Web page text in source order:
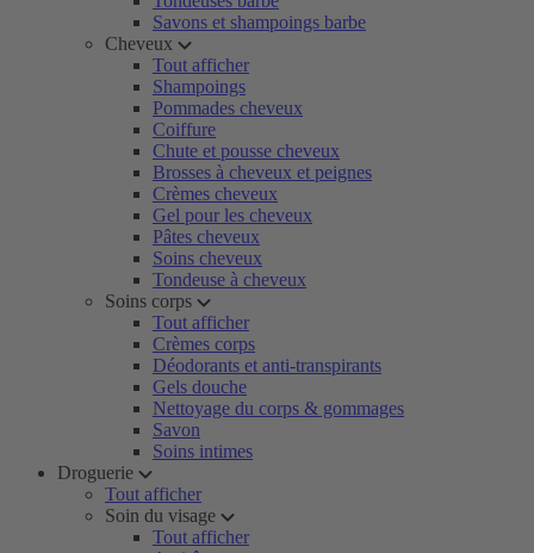
Savons et shampoings barbe
Cheveux
Tout afficher
Shampoings
Pommades cheveux
Coiffure
Chute et pousse cheveux
Brosses à cheveux et peignes
Crèmes cheveux
Gel pour les cheveux
Pâtes cheveux
Soins cheveux
Tondeuse à cheveux
Soins corps
Tout afficher
Crèmes corps
Déodorants et anti-transpirants
Gels douche
Nettoyage du corps & gommages
Savon
Soins intimes
Droguerie
Tout afficher
Soin du visage
Tout afficher